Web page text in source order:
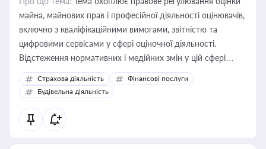
майна, майнових прав і професійної діяльності оцінювачів,
включно з кваліфікаційними вимогами, звітністю та
цифровими сервісами у сфері оціночної діяльності.
Відстеження нормативних і медійних змін у цій сфері
корисне для власника бізнесу, керівника, юриста або
бухгалтера під час оподаткування, приватизації, оренди
державного майна, корпоративних угод і перевірки
статусу суб'єктів оціночної діяльності
Страхова діяльність
Фінансові послуги
Будівельна діяльність